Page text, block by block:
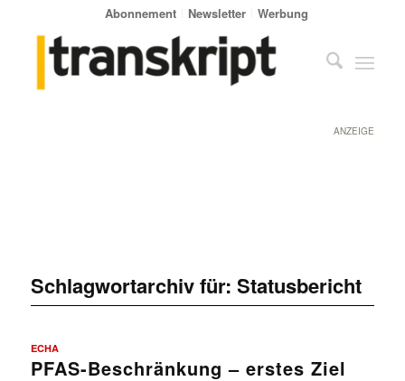
Abonnement Newsletter Werbung
ANZEIGE
Schlagwortarchiv für: Statusbericht
ECHA
PFAS-Beschränkung – erstes Ziel